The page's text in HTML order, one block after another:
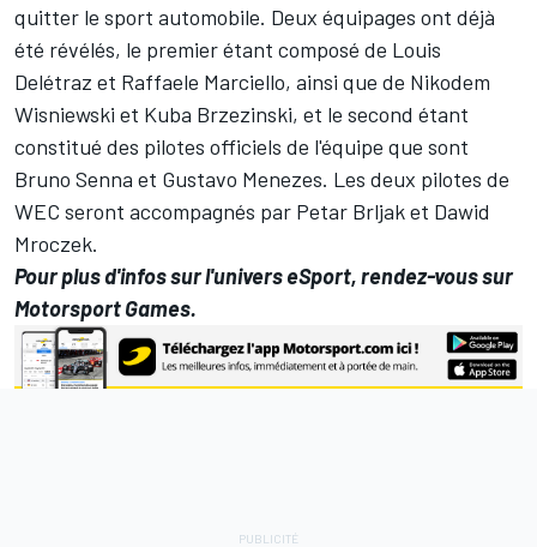
quitter le sport automobile. Deux équipages ont déjà
été révélés, le premier étant composé de Louis
Delétraz et Raffaele Marciello, ainsi que de Nikodem
Wisniewski et Kuba Brzezinski, et le second étant
constitué des pilotes officiels de l'équipe que sont
Bruno Senna et Gustavo Menezes. Les deux pilotes de
WEC seront accompagnés par Petar Brljak et Dawid
Mroczek.
Pour plus d'infos sur l'univers eSport, rendez-vous sur
Motorsport Games.